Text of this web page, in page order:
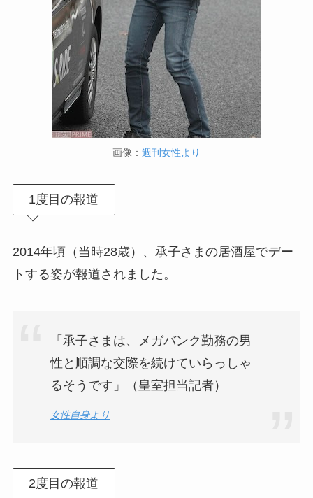
画像： 週刊女性より
1度目の報道
2014年頃（当時28歳）、承子さまの居酒屋でデー
トする姿が報道されました。
「承子さまは、メガバンク勤務の男
性と順調な交際を続けていらっしゃ
るそうです」（皇室担当記者）
女性自身より
2度目の報道